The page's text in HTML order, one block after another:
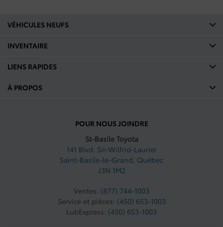
POUR NOUS JOINDRE
St-Basile Toyota
141 Blvd. Sir-Wilfrid-Laurier
Saint-Basile-le-Grand, Québec
J3N 1M2
Ventes: (877) 744-1003
Service et pièces: (450) 653-1003
LubExpress: (450) 653-1003
VÉHICULES NEUFS
INVENTAIRE
LIENS RAPIDES
À PROPOS